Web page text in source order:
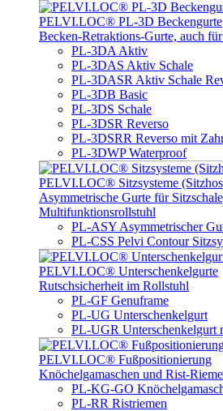
PELVI.LOC® PL-3D Beckengurte
Becken-Retraktions-Gurte, auch
PL-3DA Aktiv
PL-3DAS Aktiv Schale
PL-3DASR Aktiv Schale
PL-3DB Basic
PL-3DS Schale
PL-3DSR Reverso
PL-3DSRR Reverso mit
PL-3DWP Waterproof
PELVI.LOC® Sitzsysteme
Asymmetrische Gurte für
Multifunktionsrollstuhl
PL-ASY Asymmetrischer
PL-CSS Pelvi Contour
PELVI.LOC® Unterschenkelgurte
Rutschsicherheit im Rollstuhl
PL-GF Genuframe
PL-UG Unterschenkelgurt
PL-UGR Unterschenkelgurt
PELVI.LOC® Fußpositionierung
Knöchelgamaschen und Rist-
PL-KG-GO
PL-RR Ristriemen